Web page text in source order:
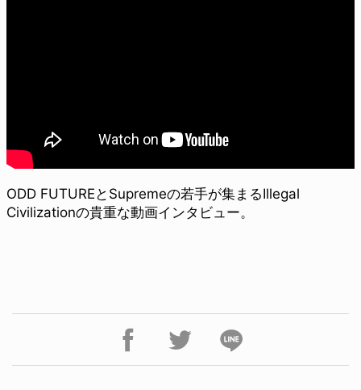
ODD FUTUREとSupremeの若手が集まるIllegal
Civilizationの貴重な動画インタビュー。